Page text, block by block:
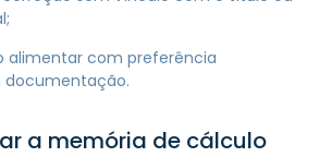
alimentar com preferência
a memória de cálculo